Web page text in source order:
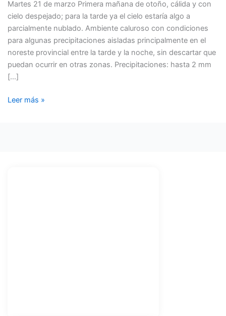
Martes 21 de marzo Primera mañana de otoño, cálida y con
cielo despejado; para la tarde ya el cielo estaría algo a
parcialmente nublado. Ambiente caluroso con condiciones
para algunas precipitaciones aisladas principalmente en el
noreste provincial entre la tarde y la noche, sin descartar que
puedan ocurrir en otras zonas. Precipitaciones: hasta 2 mm
[…]
Leer más »